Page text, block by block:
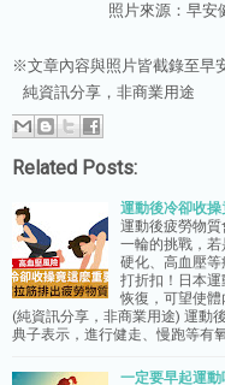
照 片來源： 早安
※文章內容與照片皆截錄至早
純資訊分享，非商業用途
Related Posts:
運動後冷卻收
運動後疲勞物
一輪的挑戰，
硬化、高血壓
打折扣！日本
恢復，可望使
(純資訊分享，非商業用途) 運動
典子表示，進行健走、慢跑等有
一定要早起運動